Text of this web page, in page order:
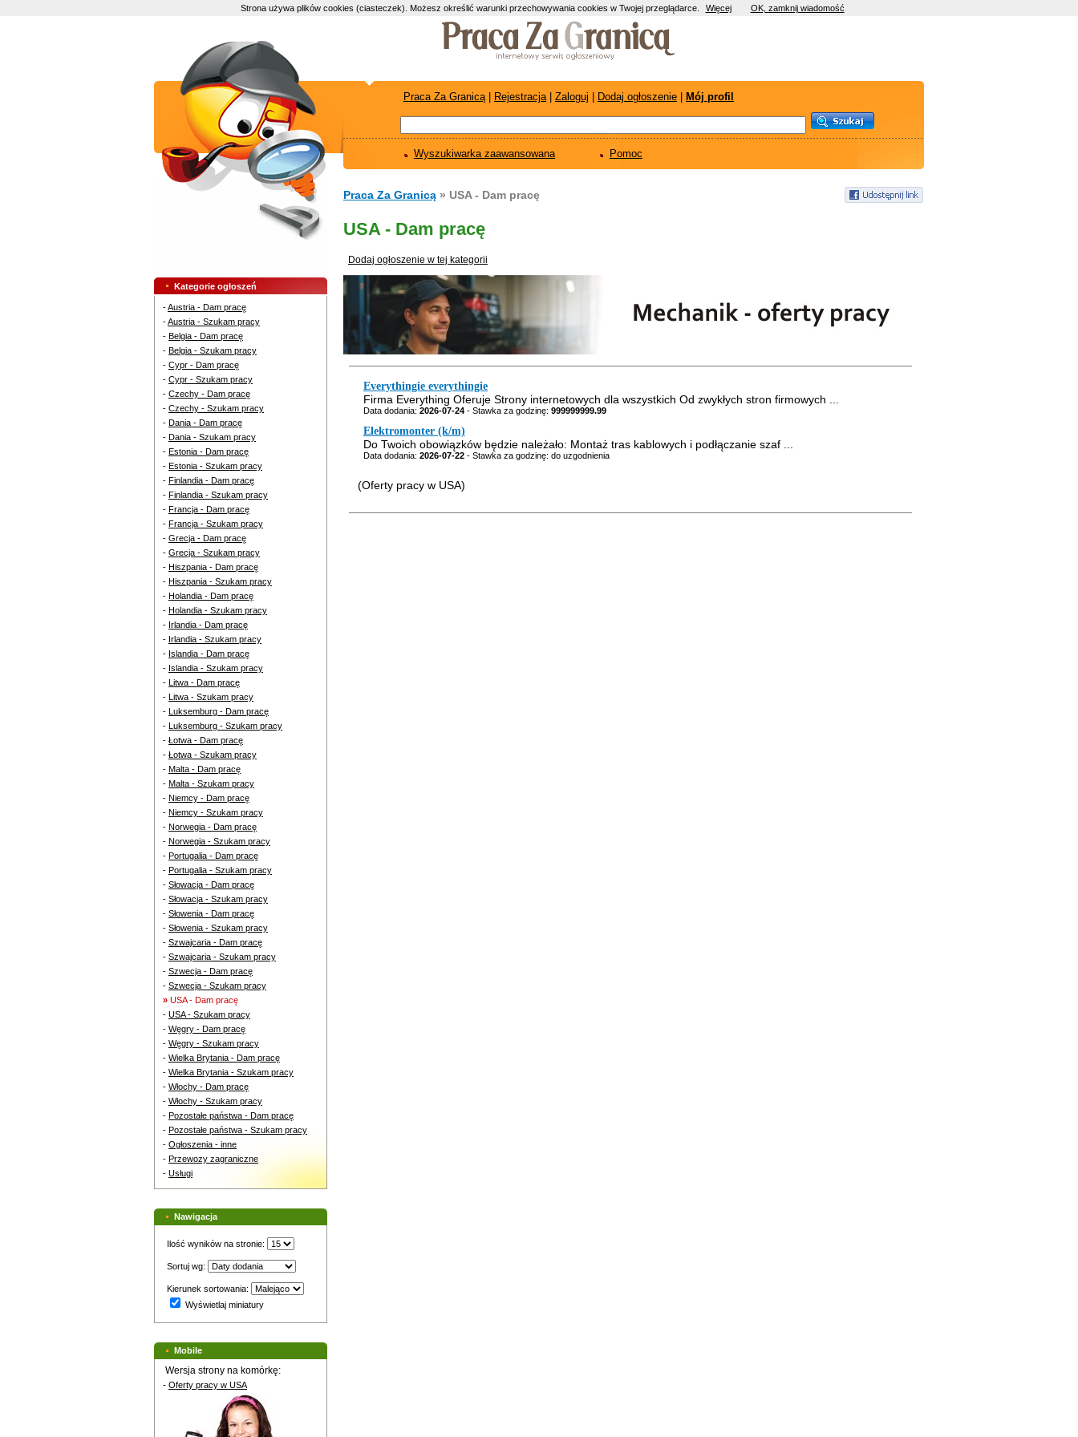
Praca Za Granicą| Rejestracja| Zaloguj Dodaj ogłoszenie Mój profil
Wyszukiwarka zaawansowana Pomoc
Praca Za Granicą » USA - Dam pracę
USA - Dam pracę
Dodaj ogłoszenie w tej kategorii
Everythingie everythingie
Firma Everything Oferuje Strony internetowych dla wszystkich Od zwykłych stron firmowych ...
Data dodania: 2026-07-24 - Stawka za godzinę: 999999999.99
Elektromonter (k/m)
Do Twoich obowiązków będzie należało: Montaż tras kablowych i podłączanie szaf ...
Data dodania: 2026-07-22 - Stawka za godzinę: do uzgodnienia
(Oferty pracy w USA)
Kategorie ogłoszeń
-Austria - Dam pracę
-Austria - Szukam pracy
- Belgia - Dam pracę
- Belgia - Szukam pracy
- Cypr - Dam pracę
- Cypr - Szukam pracy
- Czechy - Dam pracę
- Czechy - Szukam pracy
- Dania - Dam pracę
- Dania - Szukam pracy
- Estonia - Dam pracę
- Estonia - Szukam pracy
- Finlandia - Dam pracę
- Finlandia - Szukam pracy
- Francja - Dam pracę
- Francja - Szukam pracy
- Grecja - Dam pracę
- Grecja - Szukam pracy
- Hiszpania - Dam pracę
- Hiszpania - Szukam pracy
- Holandia - Dam pracę
- Holandia - Szukam pracy
- Irlandia - Dam pracę
- Irlandia - Szukam pracy
- Islandia - Dam pracę
- Islandia - Szukam pracy
- Litwa - Dam pracę
- Litwa - Szukam pracy
- Luksemburg - Dam pracę
- Luksemburg - Szukam pracy
- Łotwa - Dam pracę
- Łotwa - Szukam pracy
- Malta - Dam pracę
- Malta - Szukam pracy
- Niemcy - Dam pracę
- Niemcy - Szukam pracy
- Norwegia - Dam pracę
- Norwegia - Szukam pracy
- Portugalia - Dam pracę
- Portugalia - Szukam pracy
- Słowacja - Dam pracę
- Słowacja - Szukam pracy
- Słowenia - Dam pracę
- Słowenia - Szukam pracy
- Szwajcaria - Dam pracę
- Szwajcaria - Szukam pracy
- Szwecja - Dam pracę
- Szwecja - Szukam pracy
» USA - Dam pracę
- USA - Szukam pracy
- Węgry - Dam pracę
- Węgry - Szukam pracy
- Wielka Brytania - Dam pracę
- Wielka Brytania - Szukam pracy
- Włochy - Dam pracę
- Włochy - Szukam pracy
- Pozostałe państwa - Dam pracę
- Pozostałe państwa - Szukam pracy
- Ogłoszenia - inne
- Przewozy zagraniczne
- Usługi
Nawigacja
Ilość wyników na stronie:
Sortuj wg:
Kierunek sortowania:
Wyświetlaj miniatury
Mobile
Wersja strony na komórkę:
- Oferty pracy w USA
Strona używa plików cookies (ciasteczek). Możesz określić warunki przechowywania cookies w Twojej przeglądarce. Więcej OK, zamknij wiadomość